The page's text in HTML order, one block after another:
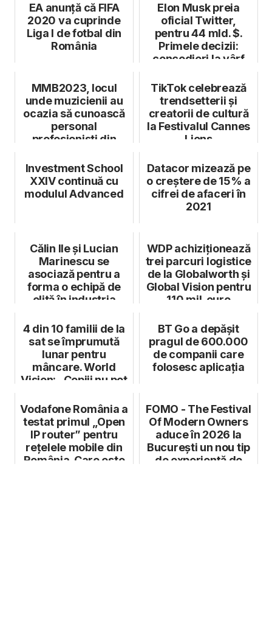
EA anunță că FIFA
2020 va cuprinde
Liga I de fotbal din
România
Elon Musk preia
oficial Twitter,
pentru 44 mld. $.
Primele decizii:
concedieri la vârf
MMB2023, locul
unde muzicienii au
ocazia să cunoască
personal
profesioniști din
...
TikTok celebrează
trendsetterii și
creatorii de cultură
la Festivalul Cannes
Lions
Investment School
XXIV continuă cu
modulul Advanced
Datacor mizează pe
o creștere de 15% a
cifrei de afaceri în
2021
Călin Ile și Lucian
Marinescu se
asociază pentru a
forma o echipă de
elită în industria
WDP achiziționează
trei parcuri logistice
de la Globalworth și
Global Vision pentru
110 mil. euro
4 din 10 familii de la
sat se împrumută
lunar pentru
mâncare. World
Vision: „Copiii nu pot
BT Go a depășit
pragul de 600.000
de companii care
folosesc aplicația
Vodafone România a
testat primul „Open
IP router” pentru
rețelele mobile din
România. Care este
FOMO - The Festival
Of Modern Owners
aduce în 2026 la
București un nou tip
de experiență de